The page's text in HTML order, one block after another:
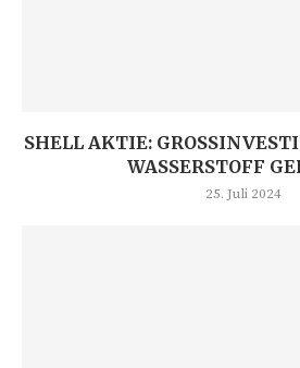
SHELL AKTIE:
ASSERSTOFF
25. Juli 2024